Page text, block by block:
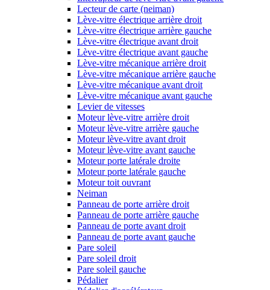
Lecteur de carte (neiman)
Lève-vitre électrique arrière droit
Lève-vitre électrique arrière gauche
Lève-vitre électrique avant droit
Lève-vitre électrique avant gauche
Lève-vitre mécanique arrière droit
Lève-vitre mécanique arrière gauche
Lève-vitre mécanique avant droit
Lève-vitre mécanique avant gauche
Levier de vitesses
Moteur lève-vitre arrière droit
Moteur lève-vitre arrière gauche
Moteur lève-vitre avant droit
Moteur lève-vitre avant gauche
Moteur porte latérale droite
Moteur porte latérale gauche
Moteur toit ouvrant
Neiman
Panneau de porte arrière droit
Panneau de porte arrière gauche
Panneau de porte avant droit
Panneau de porte avant gauche
Pare soleil
Pare soleil droit
Pare soleil gauche
Pédalier